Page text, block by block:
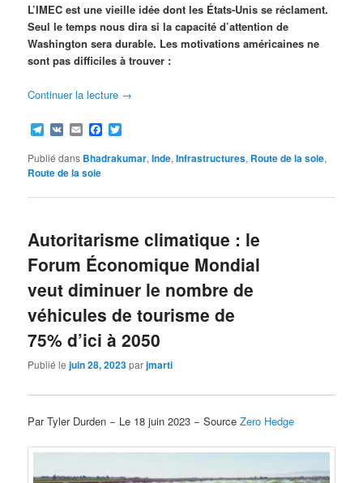
L’IMEC est une vieille idée dont les États-Unis se réclament.
Seul le temps nous dira si la capacité d’attention de
Washington sera durable. Les motivations américaines ne
sont pas difficiles à trouver :
Continuer la lecture →
Telegram
VK EmailFacebook
Publié dans Bhadrakumar,Inde,Infrastructures, Route de la soie,
Route de la soie
Autoritarisme climatique : le
Forum Économique Mondial
veut diminuer le nombre de
véhicules de tourisme de
75% d’ici à 2050
Publié lejuin 28, 2023parjmarti
Par Tyler Durden − Le 18 juin 2023 − SourceZero Hedge